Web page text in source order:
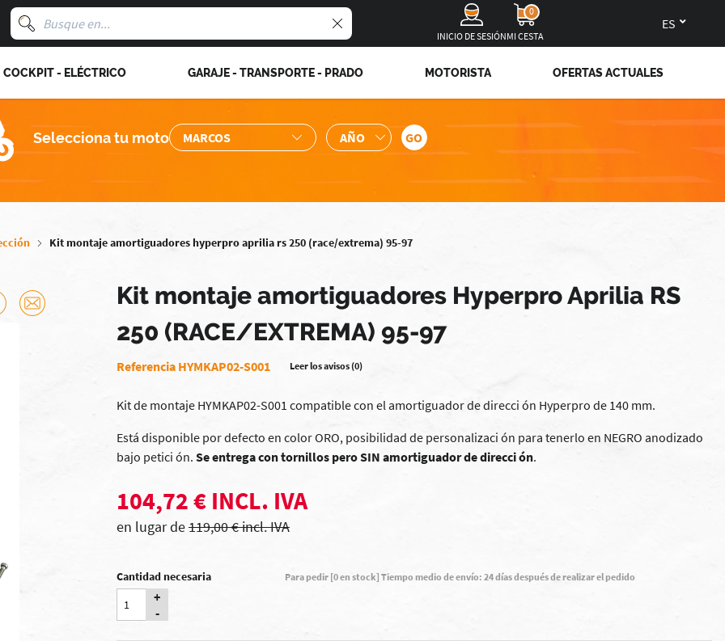
INICIO DE SESIÓN
0
MI CESTA
COCKPIT - ELÉCTRICO GARAJE - TRANSPORTE - PRADO MOTORISTA OFERTAS ACTUALES
Selecciona tu moto
Kit montaje amortiguadores hyperpro aprilia rs 250 (race/extrema) 95-97
Kit montaje amortiguadores Hyperpro Aprilia RS
250 (RACE/EXTREMA) 95-97
Referencia HYMKAP02-S001 Leer los avisos (0)
Kit de montaje HYMKAP02-S001 compatible con el amortiguador de direcci ón Hyperpro de 140 mm.
Está disponible por defecto en color ORO, posibilidad de personalizaci ón para tenerlo en NEGRO anodizado
bajo petici ón. Se entrega con tornillos pero SIN amortiguador de direcci ón.
104,72 € INCL. IVA
en lugar de119,00 € incl. IVA
Cantidad necesaria
+
-
Para pedir [0 en stock] Tiempo medio de envío: 24 días después de realizar el pedido